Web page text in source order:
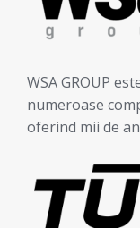
WSA GROUP
numeroase
oferind mii de